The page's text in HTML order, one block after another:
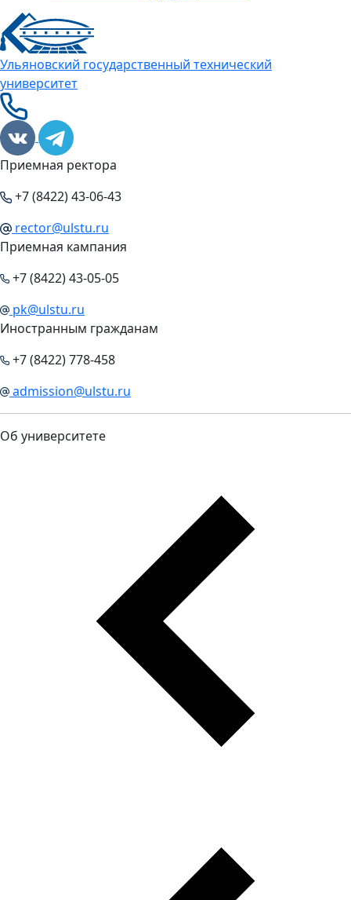
Ульяновский государственный технический
университет
Приемная ректора
+7 (8422) 43-06-43
rector@ulstu.ru
Приемная кампания
+7 (8422) 43-05-05
pk@ulstu.ru
Иностранным гражданам
+7 (8422) 778-458
admission@ulstu.ru
Об университете